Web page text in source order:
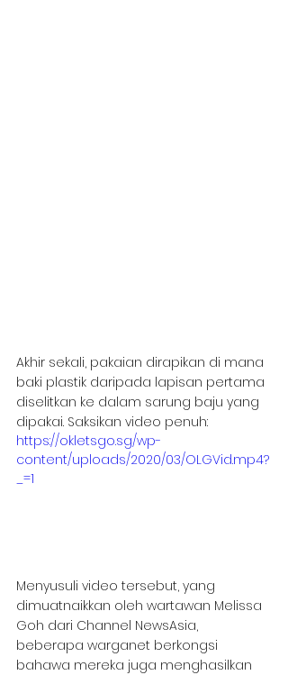
Akhir sekali, pakaian dirapikan di mana
baki plastik daripada lapisan pertama
diselitkan ke dalam sarung baju yang
dipakai. Saksikan video penuh:
https://okletsgo.sg/wp-
content/uploads/2020/03/OLGVid.mp4?
_=1
Menyusuli video tersebut, yang
dimuatnaikkan oleh wartawan Melissa
Goh dari Channel NewsAsia,
beberapa warganet berkongsi
bahawa mereka juga menghasilkan